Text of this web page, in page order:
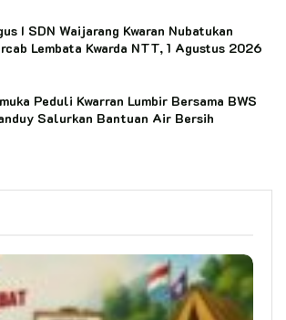
I SDN Waijarang Kwaran Nubatukan
Lembata Kwarda NTT, 1 Agustus 2026
Peduli Kwarran Lumbir Bersama BWS
Salurkan Bantuan Air Bersih